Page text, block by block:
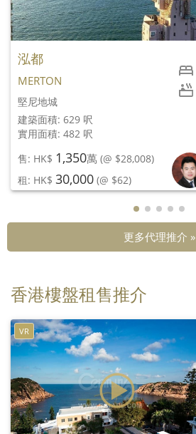
泓都
MERTON
堅尼地城
建築面積: 629 呎
實用面積: 482 呎
售: HK$ 1,350萬 (@ $28,008)
租: HK$ 30,000 (@ $62)
更多代理推介 »
香港樓盤租售推介
VR